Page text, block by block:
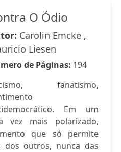
O Ódio
Carolin Emcke ,
Liesen
de Páginas: 194
fanatismo,
Em um
vez mais polarizado,
que só permite
dos outros, nunca das